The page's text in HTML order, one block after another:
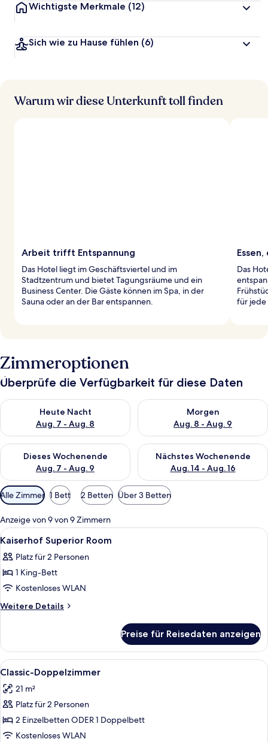
Wichtigste Merkmale (12)
Sich wie zu Hause fühlen (6)
Warum wir diese Unterkunft toll finden
Arbeit trifft Entspannung
Das Hotel liegt im Geschäftsviertel und im
Stadtzentrum und bietet Tagungsräume und ein
Business Center. Die Gäste können im Spa, in der
Sauna oder an der Bar entspannen.
Das
für
Zimmeroptionen
Überprüfe die Verfügbarkeit für diese Daten
Heute Nacht
Aug. 7 - Aug. 8
Überprüfe die Verfügbarkeit für heute Nacht, Aug. 7 - Aug. 8.
Morgen
Aug. 8 - Aug. 9
Überprüfe die Verfügbarkeit
Dieses Wochenende
Aug. 7 - Aug. 9
Überprüfe die Verfügbarkeit für dieses Wochenende, Aug. 7
Nächstes Wochenende
Aug. 14 - Aug. 16
Überprüfe die Verfügbarkeit
Verfügbare
Filter
für
Zimmer
Alle Zimmer 1 Bett 2 Betten Über 3 Betten
Anzeige von 9 von 9 Zimmern
Alle
Fotos
für
Kaiserhof
Superior
Room
Bettwäsche aus ägyptischer
16
Kaiserhof Superior Room
Platz für 2 Personen
1 King-Bett
Kostenloses WLAN
Weitere Details
Weitere
Superior
Room
Preise für Reisedaten anzeigen
Alle
Fotos
für
Classic-
Doppelzimmer
anzeigen
Ein Hotelzimmer mit einem großen
7
Classic-Doppelzimmer
21 m²
Platz für 2 Personen
2 Einzelbetten ODER 1 Doppelbett
Kostenloses WLAN